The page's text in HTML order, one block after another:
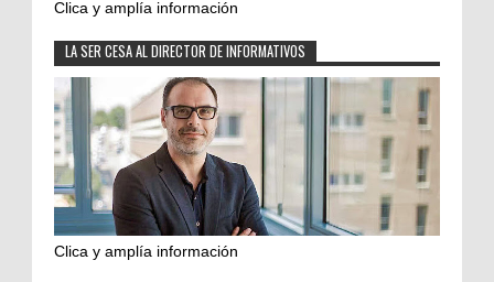
Clica y amplía información
LA SER CESA AL DIRECTOR DE INFORMATIVOS
Clica y amplía información